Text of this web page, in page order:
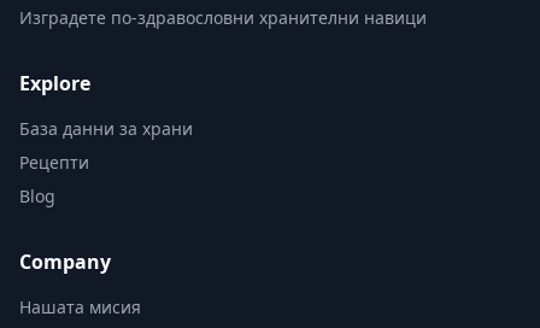
Изградете по-здравословни хранителни навици
Explore
База данни за храни
Рецепти
Blog
Company
Нашата мисия